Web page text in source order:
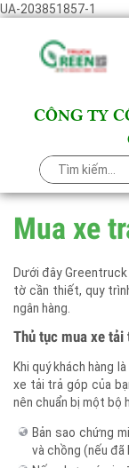
UA-203851857-1
CÔNG TY
Mua xe
Dưới đây
tờ cần thiết, quy
ngân hàng.
Thủ tục mua xe
Khi quý khách hàng
xe tải trả góp của
nên chuẩn bị một bộ
Bản sao chứng
và chồng (nếu